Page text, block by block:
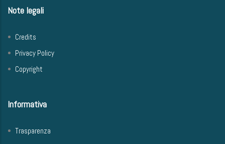
Note legali
Credits
Privacy Policy
Copyright
Informativa
Trasparenza